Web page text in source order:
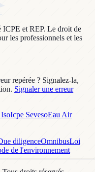
ICPE et REP. Le droit de
les professionnels et les
repérée ? Signalez-la,
Signaler une erreur
Icpe SevesoEau Air
diligenceOmnibusLoi
de l'environnement